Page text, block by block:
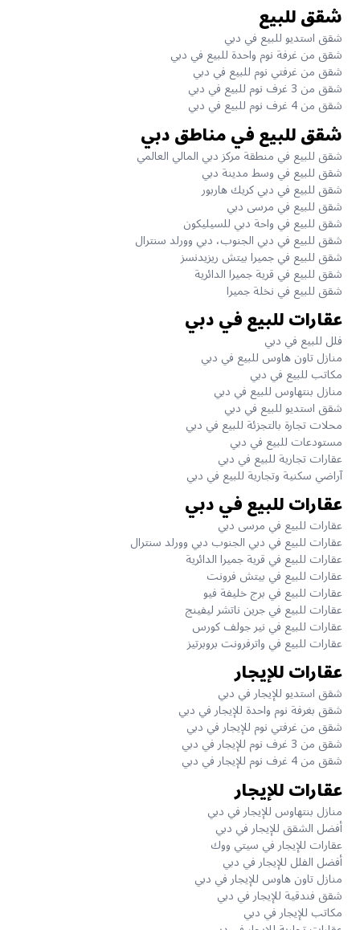
شقق للبيع
شقق استديو للبيع في دبي
شقق من غرفة نوم واحدة للبيع في دبي
شقق من غرفتي نوم للبيع في دبي
شقق من 3 غرف نوم للبيع في دبي
شقق من 4 غرف نوم للبيع في دبي
شقق للبيع في مناطق دبي
شقق للبيع في منطقة مركز دبي المالي العالمي
شقق للبيع في وسط مدينة دبي
شقق للبيع في دبي كريك هاربور
شقق للبيع في مرسى دبي
شقق للبيع في واحة دبي للسيليكون
شقق للبيع في دبي الجنوب، دبي وورلد سنترال
شقق للبيع في جميرا بيتش ريزيدنسز
شقق للبيع في قرية جميرا الدائرية
شقق للبيع في نخلة جميرا
عقارات للبيع في دبي
فلل للبيع في دبي
منازل تاون هاوس للبيع في دبي
مكاتب للبيع في دبي
منازل بنتهاوس للبيع في دبي
شقق استديو للبيع في دبي
محلات تجارة بالتجزئة للبيع في دبي
مستودعات للبيع في دبي
عقارات تجارية للبيع في دبي
آراضي سكنية وتجارية للبيع في دبي
عقارات للبيع في دبي
عقارات للبيع في مرسى دبي
عقارات للبيع في دبي الجنوب دبي وورلد سنترال
عقارات للبيع في قرية جميرا الدائرية
عقارات للبيع في بيتش فرونت
عقارات للبيع في برج خليفة فيو
عقارات للبيع في جرين ناتشر ليفينج
عقارات للبيع في نير جولف كورس
عقارات للبيع في واترفرونت بروبرتيز
عقارات للإيجار
شقق استديو للإيجار في دبي
شقق بغرفة نوم واحدة للإيجار في دبي
شقق من غرفتي نوم للإيجار في دبي
شقق من 3 غرف نوم للإيجار في دبي
شقق من 4 غرف نوم للإيجار في دبي
عقارات للإيجار
منازل بنتهاوس للإيجار في دبي
أفضل الشقق للإيجار في دبي
عقارات للإيجار في سيتي ووك
أفضل الفلل للإيجار في دبي
منازل تاون هاوس للإيجار في دبي
شقق فندقية للإيجار في دبي
مكاتب للإيجار في دبي